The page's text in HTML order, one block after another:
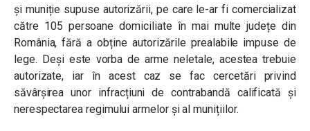
și muniție supuse autorizării, pe care le-ar fi comercializat
către 105 persoane domiciliate în mai multe județe din
România, fără a obține autorizările prealabile impuse de
lege. Deși este vorba de arme neletale, acestea trebuie
autorizate, iar în acest caz se fac cercetări privind
săvârșirea unor infracțiuni de contrabandă calificată și
nerespectarea regimului armelor și al munițiilor.